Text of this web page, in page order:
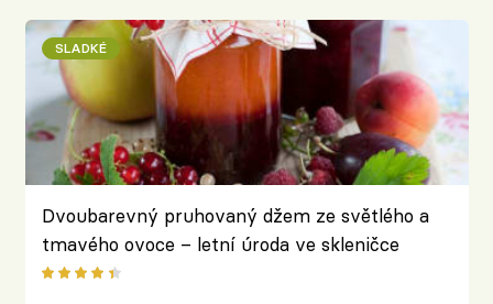
SLADKÉ
Dvoubarevný pruhovaný džem ze světlého a
tmavého ovoce – letní úroda ve skleničce